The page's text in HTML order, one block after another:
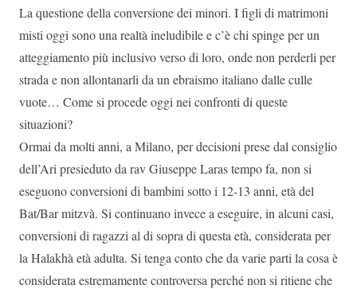
La questione della conversione dei minori. I figli di matrimoni
misti oggi sono una realtà ineludibile e c’è chi spinge per un
atteggiamento più inclusivo verso di loro, onde non perderli per
strada e non allontanarli da un ebraismo italiano dalle culle
vuote… Come si procede oggi nei confronti di queste
situazioni?
Ormai da molti anni, a Milano, per decisioni prese dal consiglio
dell’Ari presieduto da rav Giuseppe Laras tempo fa, non si
eseguono conversioni di bambini sotto i 12-13 anni, età del
Bat/Bar mitzvà. Si continuano invece a eseguire, in alcuni casi,
conversioni di ragazzi al di sopra di questa età, considerata per
la Halakhà età adulta. Si tenga conto che da varie parti la cosa è
considerata estremamente controversa perché non si ritiene che